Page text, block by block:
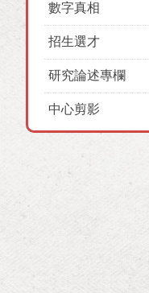
數字真相
招生選才
研究論述專欄
中心剪影